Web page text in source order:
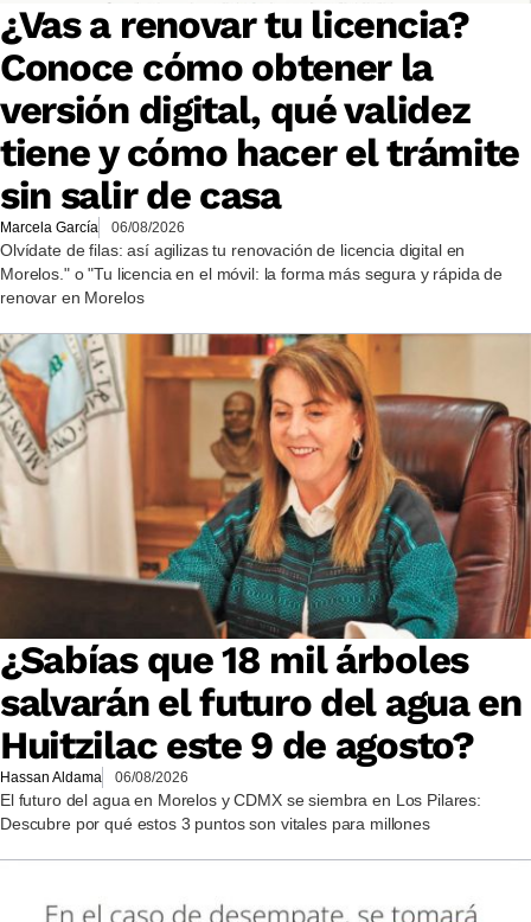
¿Vas a renovar tu licencia?
Conoce cómo obtener la
versión digital, qué validez
tiene y cómo hacer el trámite
sin salir de casa
Marcela García 06/08/2026
Olvídate de filas: así agilizas tu renovación de licencia digital en
Morelos." o "Tu licencia en el móvil: la forma más segura y rápida de
renovar en Morelos
¿Sabías que 18 mil árboles
salvarán el futuro del agua en
Huitzilac este 9 de agosto?
Hassan Aldama 06/08/2026
El futuro del agua en Morelos y CDMX se siembra en Los Pilares:
Descubre por qué estos 3 puntos son vitales para millones